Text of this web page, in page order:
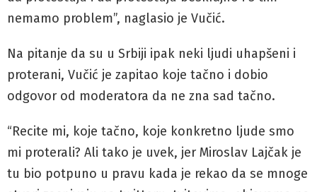
nemamo problem”, naglasio je Vučić.
Na pitanje da su u Srbiji ipak neki ljudi uhapšeni i
proterani, Vučić je zapitao koje tačno i dobio
odgovor od moderatora da ne zna sad tačno.
“Recite mi, koje tačno, koje konkretno ljude smo
mi proterali? Ali tako je uvek, jer Miroslav Lajčak je
tu bio potpuno u pravu kada je rekao da se mnoge